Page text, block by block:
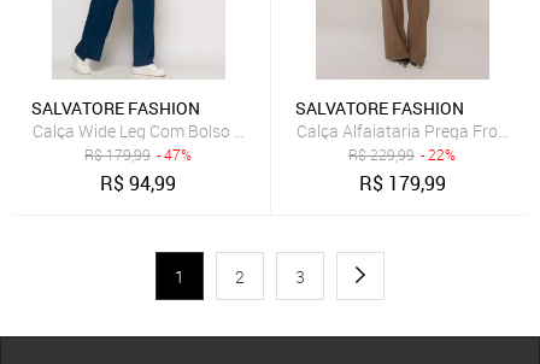
SALVATORE FASHION
Calça Wide Leg Com Bolso Malha Salvatore Fashion Azul Marinho
R$179,99 - 47%
R$94,99
SALVATORE FASHION
Calça Alfaiataria Prega Frontal
R$229,99 - 22%
R$ 179,99
1 2 3